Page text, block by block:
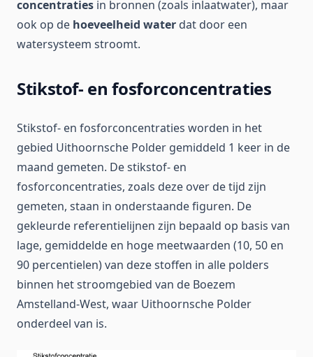
concentraties in bronnen (zoals inlaatwater), maar
ook op de hoeveelheid water dat door een
watersysteem stroomt.
Stikstof- en fosforconcentraties
Stikstof- en fosforconcentraties worden in het
gebied Uithoornsche Polder gemiddeld 1 keer in de
maand gemeten. De stikstof- en
fosforconcentraties, zoals deze over de tijd zijn
gemeten, staan in onderstaande figuren. De
gekleurde referentielijnen zijn bepaald op basis van
lage, gemiddelde en hoge meetwaarden (10, 50 en
90 percentielen) van deze stoffen in alle polders
binnen het stroomgebied van de Boezem
Amstelland-West, waar Uithoornsche Polder
onderdeel van is.